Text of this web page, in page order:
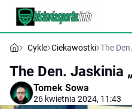
Cykle Ciekawostki The
The Den. Jaskinia
Tomek Sowa
26 kwietnia 2024, 11:43